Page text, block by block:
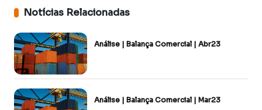
Notícias Relacionadas
Análise | Balança Comercial | Abr23
Análise | Balança Comercial | Mar23